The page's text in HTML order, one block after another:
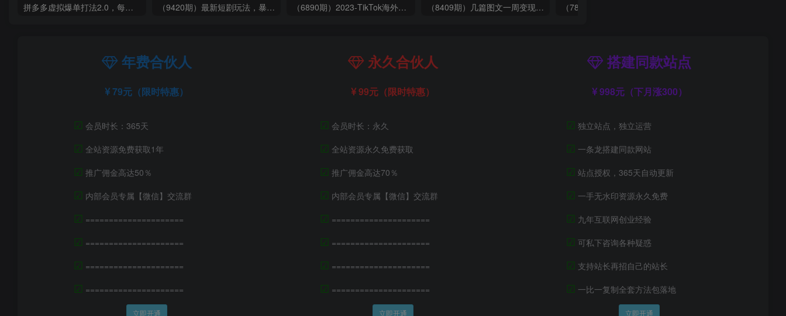
拼多多虚拟爆单打法2.0，每天10分钟，月产5000+，从0到1赚收益教程 （9420期）最新短剧玩法，暴力变现日入1000+私域零成本操作，全程干货（附1400G短剧） （6890期）2023-TikTok海外短视频带货特训营，掌握TK短视频带货变现全流程（60节课） （8409期）几篇图文一周变现1500＋，深度拆解面试掘金项目，小白轻松上手
年费合伙人
79元（限时特惠）
☑ 会员时长：365天
☑ 全站资源免费获取1年
☑ 推广佣金高达50％
☑ 内部会员专属【微信】交流群
☑ =====================
☑ =====================
☑ =====================
☑ =====================
立即开通
永久合伙人
99元（限时特惠）
☑ 会员时长：永久
☑ 全站资源永久免费获取
☑ 推广佣金高达70％
☑ 内部会员专属【微信】交流群
☑ =====================
☑ =====================
☑ =====================
☑ =====================
立即开通
搭建同款站点
998元（下月涨300）
☑ 独立站点，独立运营
☑ 一条龙搭建同款网站
☑ 站点授权，365天自动更新
☑ 一手无水印资源永久免费
☑ 九年互联网创业经验
☑ 可私下咨询各种疑惑
☑ 支持站长再招自己的站长
☑ 一比一复制全套方法包落地
立即开通